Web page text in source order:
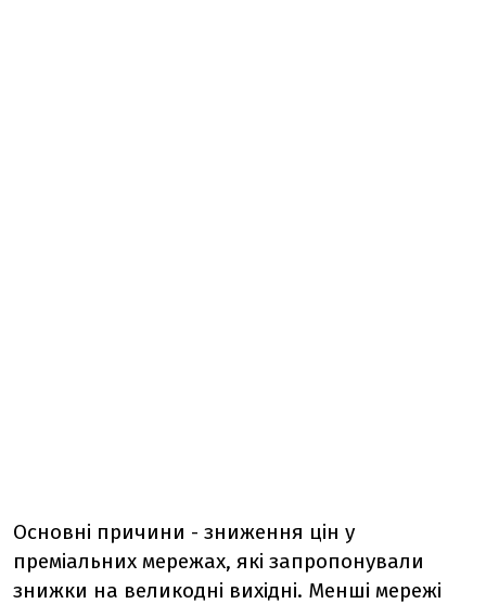
Основні причини - зниження цін у
преміальних мережах, які запропонували
знижки на великодні вихідні. Менші мережі